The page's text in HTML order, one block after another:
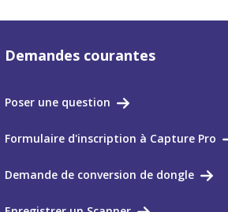
Demandes courantes
Poser une question
Formulaire d'inscription à Capture Pro
Demande de conversion de dongle